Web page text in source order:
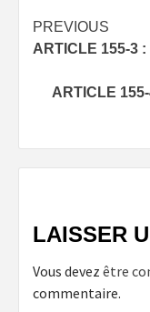
Post
PREVIOUS
ARTICLE 155-3
ARTICLE
LAISSER
Vous devez être
commentaire.